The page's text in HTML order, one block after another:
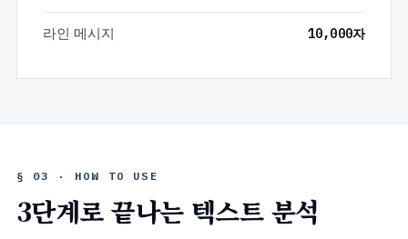
라인 메시지 10,000자
§ 03 · HOW TO USE
3단계로 끝나는 텍스트 분석